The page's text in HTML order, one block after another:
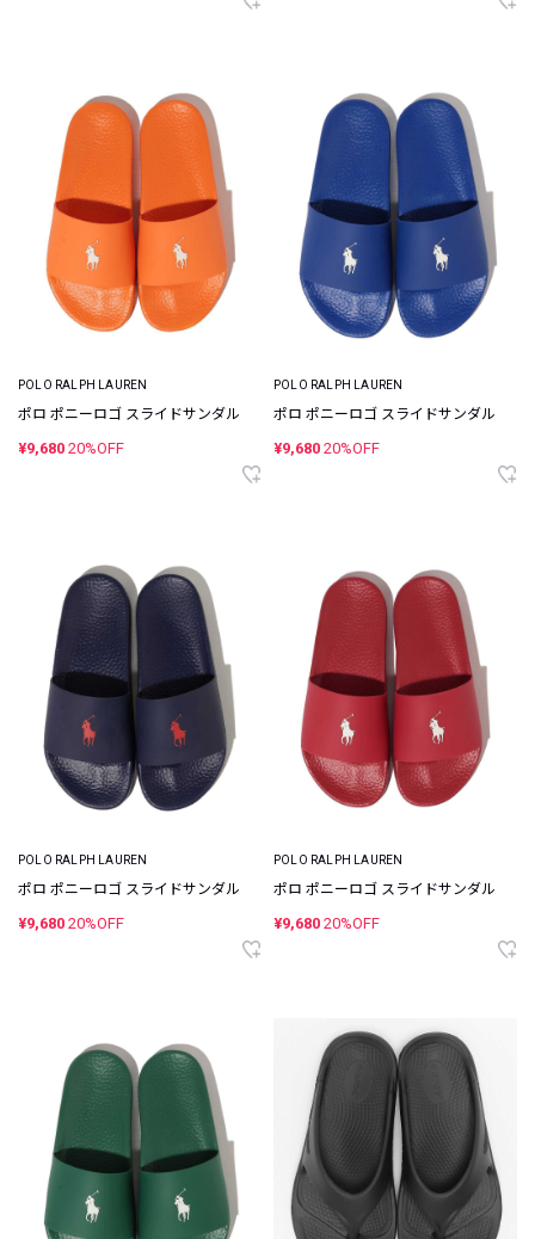
POLO RALPH LAUREN
ポロ ポニーロゴ スライドサンダル
¥9,680 20%OFF
POLO RALPH LAUREN
ポロ ポニーロゴ スライドサンダル
¥9,680 20%OFF
POLO RALPH LAUREN
ポロ ポニーロゴ スライドサンダル
¥9,680 20%OFF
POLO RALPH LAUREN
ポロ ポニーロゴ スライドサンダル
¥9,680 20%OFF